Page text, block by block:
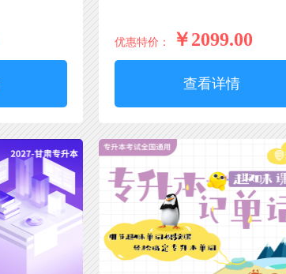
优惠特价： ￥2099.00
查看详情